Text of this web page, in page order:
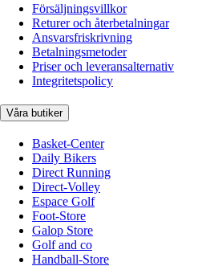
Försäljningsvillkor
Returer och återbetalningar
Ansvarsfriskrivning
Betalningsmetoder
Priser och leveransalternativ
Integritetspolicy
Våra butiker
Basket-Center
Daily Bikers
Direct Running
Direct-Volley
Espace Golf
Foot-Store
Galop Store
Golf and co
Handball-Store